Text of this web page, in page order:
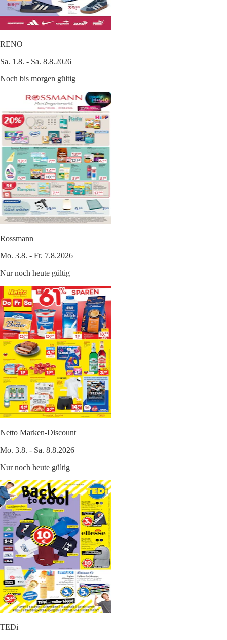
RENO
Sa. 1.8. - Sa. 8.8.2026
Noch bis morgen gültig
Rossmann
Mo. 3.8. - Fr. 7.8.2026
Nur noch heute gültig
Netto Marken-Discount
Mo. 3.8. - Sa. 8.8.2026
Nur noch heute gültig
TEDi